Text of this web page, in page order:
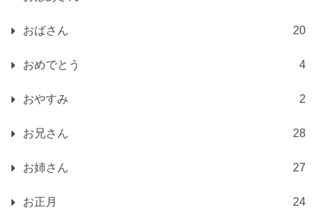
おばさん 20
おめでとう 4
おやすみ 2
お兄さん 28
お姉さん 27
お正月 24